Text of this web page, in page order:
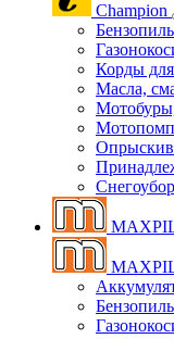
Champion
Корды
Масла,